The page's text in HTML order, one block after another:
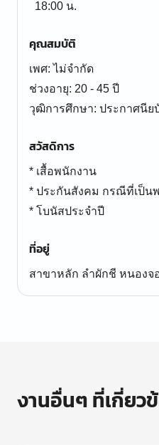
18:00 น.
คุณสมบัติ
เพศ: ไม่จำกัด
ช่วงอายุ: 20 - 45 ปี
สวัสดิการ
* เสื้อพนักงาน
* ประกันสังคม กรณีที่เป็น
* โบนัสประจำปี
ที่อยู่
สาขาหลัก ลำผักชี หนองจ
งานอื่นๆ ที่เกี่ยว